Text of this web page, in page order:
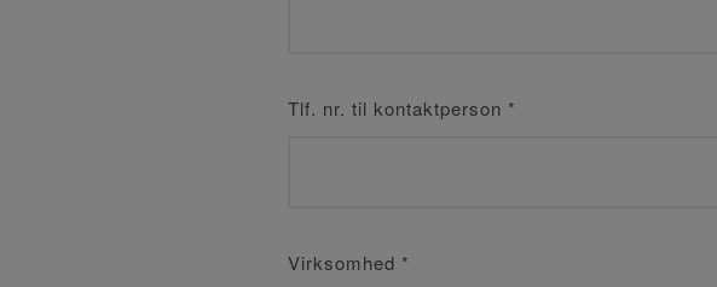
Tlf. nr. til kontaktperson *
Virksomhed *